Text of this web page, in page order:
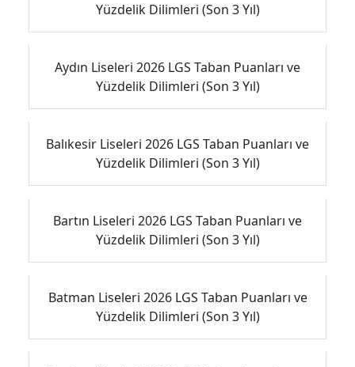
Yüzdelik Dilimleri (Son 3 Yıl)
Aydın Liseleri 2026 LGS Taban Puanları ve
Yüzdelik Dilimleri (Son 3 Yıl)
Balıkesir Liseleri 2026 LGS Taban Puanları ve
Yüzdelik Dilimleri (Son 3 Yıl)
Bartın Liseleri 2026 LGS Taban Puanları ve
Yüzdelik Dilimleri (Son 3 Yıl)
Batman Liseleri 2026 LGS Taban Puanları ve
Yüzdelik Dilimleri (Son 3 Yıl)